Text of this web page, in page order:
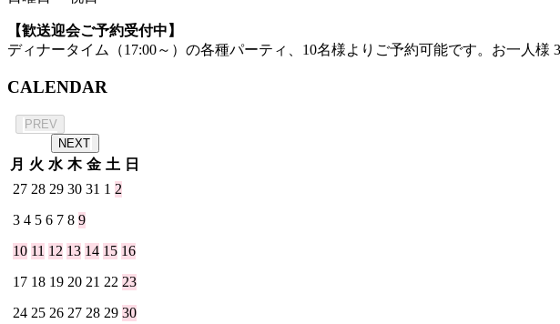
【歓送迎会ご予約受付中】
ディナータイム（17:00～）の各種パーティ、10名様よりご予約可能です。お一人
CALENDAR
PREV
NEXT
月 火 水 木 金 土 日
27 28 29 30 31 1 2
3 4 5 6 7 8 9
10 11 12 13 14 15 16
17 18 19 20 21 22 23
24 25 26 27 28 29 30